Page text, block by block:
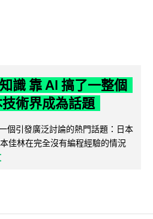
識 靠 AI 搞了一整個
術界成為話題
個引發廣泛討論的熱門話題：日本
佳林在完全沒有編程經驗的情況